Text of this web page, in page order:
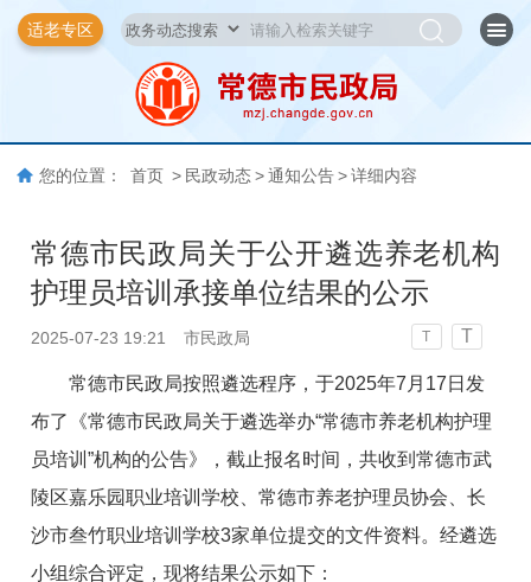
适老专区
您的位置： 首页 > 民政动态 > 通知公告 > 详细内容
常德市民政局关于公开遴选养老机构
护理员培训承接单位结果的公示
2025-07-23 19:21 市民政局 T T
常德市民政局按照遴选程序，于2025年7月17日发
布了《常德市民政局关于遴选举办“常德市养老机构护理
员培训”机构的公告》，截止报名时间，共收到常德市武
陵区嘉乐园职业培训学校、常德市养老护理员协会、长
沙市叁竹职业培训学校3家单位提交的文件资料。经遴选
小组综合评定，现将结果公示如下：